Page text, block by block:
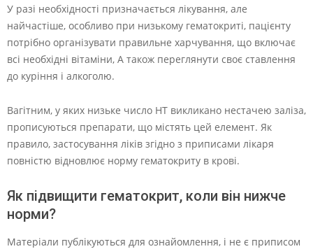
У разі необхідності призначається лікування, але
найчастіше, особливо при низькому гематокриті, пацієнту
потрібно організувати правильне харчування, що включає
всі необхідні вітаміни, А також переглянути своє ставлення
до куріння і алкоголю.
Вагітним, у яких низьке число HT викликано нестачею заліза,
прописуються препарати, що містять цей елемент. Як
правило, застосування ліків згідно з приписами лікаря
повністю відновлює норму гематокриту в крові.
Як підвищити гематокрит, коли він нижче
норми?
Матеріали публікуються для ознайомлення, і не є приписом